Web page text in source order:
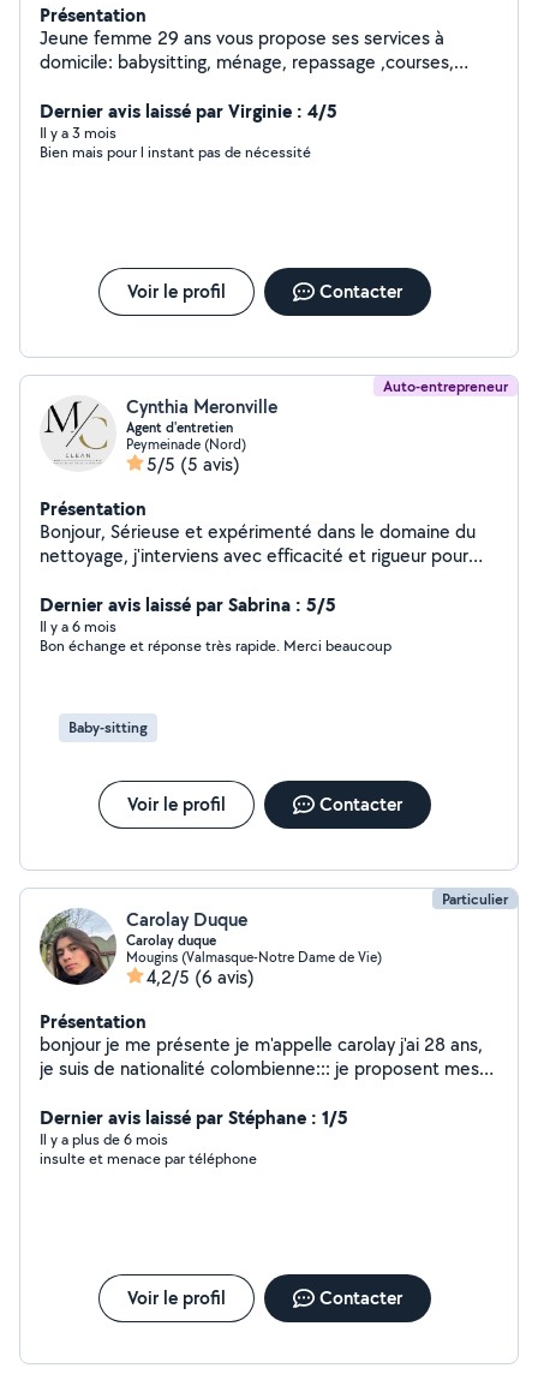
Présentation
Jeune femme 29 ans vous propose ses services à
domicile: babysitting, ménage, repassage ,courses,
renseignements.
Dernier avis laissé par Virginie : 4/5
Il y a 3 mois
Bien mais pour l instant pas de nécessité
Voir le profil Contacter
Auto-entrepreneur
Cynthia Meronville
Agent d'entretien
Peymeinade (Nord)
5/5 (5 avis)
Présentation
Bonjour, Sérieuse et expérimenté dans le domaine du
nettoyage, j'interviens avec efficacité et rigueur pour
aux particuliers, entreprises, copropriétés, ainsi qu'aux
commerces et bureaux. Mes prestations comprennent
notamment : Ménage régulier ou ponctuel Nettoyage
Nettoyage professionnel de locaux Réactive,
minutieuse et fiable, je m'adapte à vos besoins avec des
contacter pour un devis ou toute demande spécifique.
Cordialement Cynthia
Dernier avis laissé par Sabrina : 5/5
Il y a 6 mois
Bon échange et réponse très rapide. Merci beaucoup
Baby-sitting
Voir le profil Contacter
Particulier
Carolay Duque
Carolay duque
Mougins (Valmasque-Notre Dame de Vie)
4,2/5 (6 avis)
Présentation
bonjour je me présente je m'appelle carolay j'ai 28 ans,
je suis de nationalité colombienne::: je proposent mes
sérieuse motivée et discrète a l'entretien de votre
maison
Dernier avis laissé par Stéphane : 1/5
Il y a plus de 6 mois
insulte et menace par téléphone
Voir le profil Contacter